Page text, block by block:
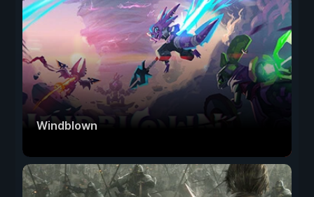
Windblown